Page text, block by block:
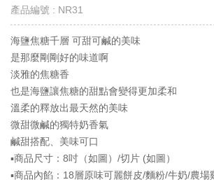
員
VIP
購
物
須
知
Notes
退
換
產品編號 : NR31
海鹽焦糖千層 可甜可鹹的美味
是那麼剛剛好的味道啊
淡雅的焦糖香
也是海鹽讓焦糖的甜點會變得更加柔和
溫柔的釋放出最天然的美味
微甜微鹹的獨特奶香氣
鹹甜搭配、美味可口
▪️商品尺寸：8吋（如圖）/切片 (如圖）
▪️商品內餡：18層原味可麗餅皮/麵粉/牛奶/農場